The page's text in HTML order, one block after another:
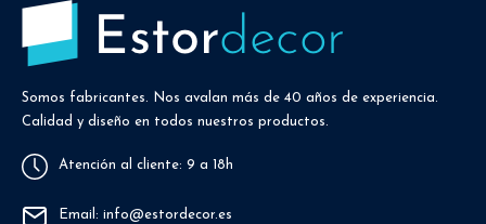
Somos fabricantes. Nos avalan más de 40 años de experiencia.
Calidad y diseño en todos nuestros productos.
Atención al cliente: 9 a 18h
Email: info@estordecor.es